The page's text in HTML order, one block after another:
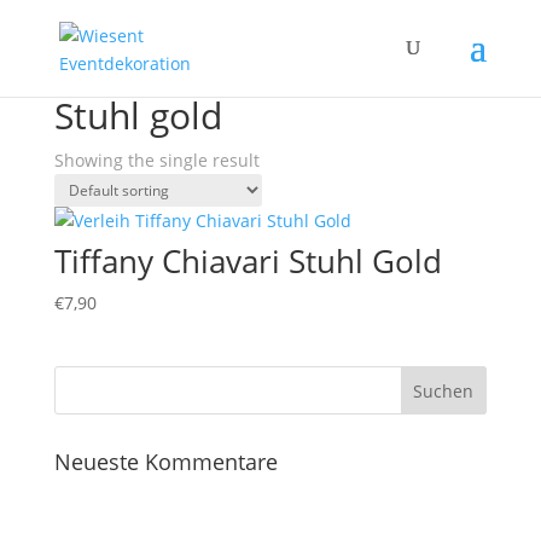
Stuhl gold
Showing the single result
Tiffany Chiavari Stuhl Gold
€7,90
Neueste Kommentare